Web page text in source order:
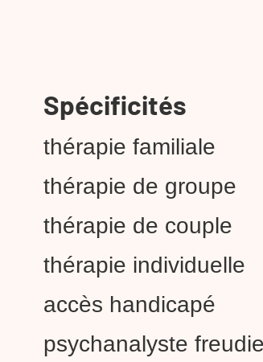
Spécificités
thérapie familiale
thérapie de groupe
thérapie de couple
thérapie individuelle
accès handicapé
psychanalyste